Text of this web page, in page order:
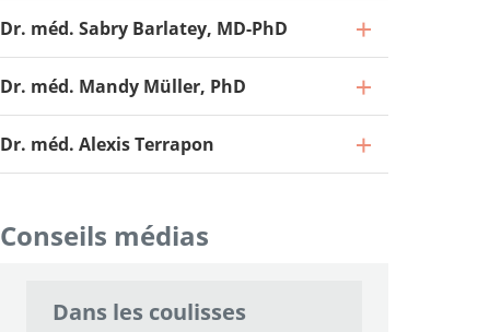
Dr. méd. Sabry Barlatey, MD-PhD
Dr. méd. Mandy Müller, PhD
Dr. méd. Alexis Terrapon
Conseils médias
Dans les coulisses